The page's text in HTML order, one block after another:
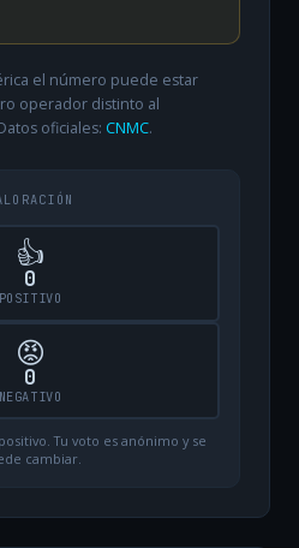
el número puede estar
operador distinto al
oficiales: CNMC.
👍
0
POSITIVO
😡
0
NEGATIVO
Tu voto es anónimo y se
cambiar.